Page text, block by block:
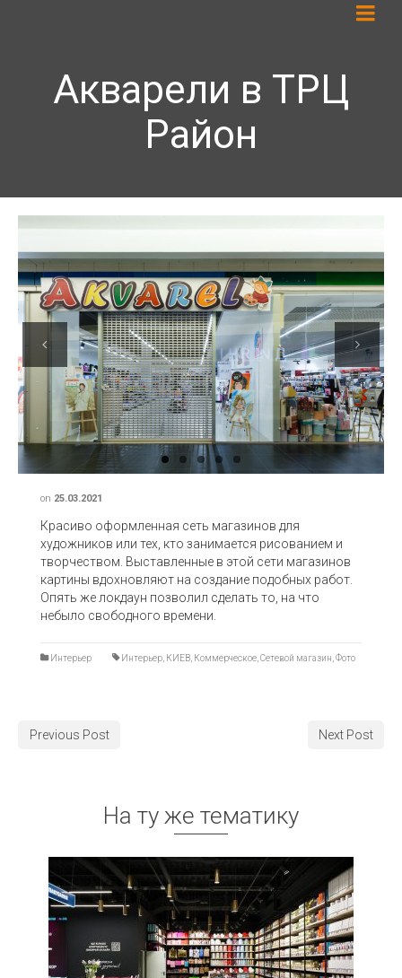
Акварели в ТРЦ
Район
Previous Next
on 25.03.2021
Красиво оформленная сеть магазинов для
художников или тех, кто занимается рисованием и
творчеством. Выставленные в этой сети магазинов
картины вдохновляют на создание подобных работ.
Опять же локдаун позволил сделать то, на что
небыло свободного времени.
Интерьер Интерьер, КИЕВ, Коммерческое,Сетевой магазин,Фото
Previous Post Next Post
На ту же тематику